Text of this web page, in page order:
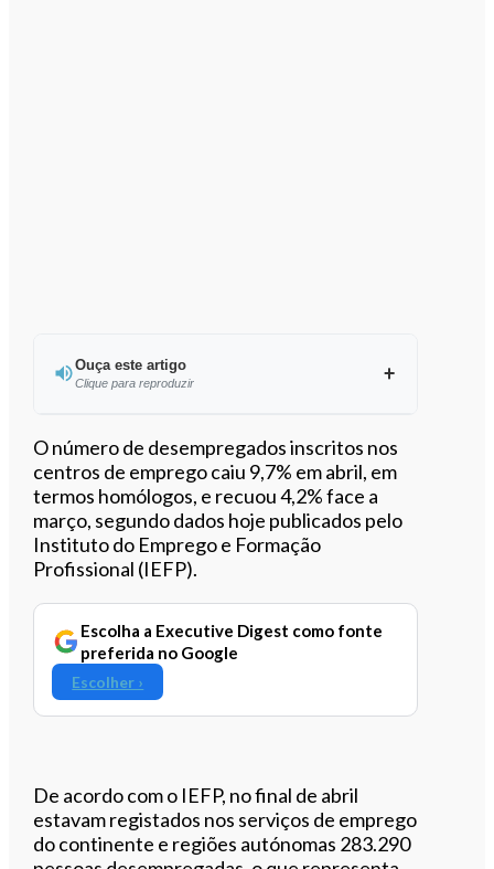
Ouça este artigo
Clique para reproduzir
Ouvir este artigo
O número de desempregados inscritos nos
centros de emprego caiu 9,7% em abril, em
termos homólogos, e recuou 4,2% face a
março, segundo dados hoje publicados pelo
Instituto do Emprego e Formação
Profissional (IEFP).
Escolha a Executive Digest como fonte
preferida no Google
Escolher ›
De acordo com o IEFP, no final de abril
estavam registados nos serviços de emprego
do continente e regiões autónomas 283.290